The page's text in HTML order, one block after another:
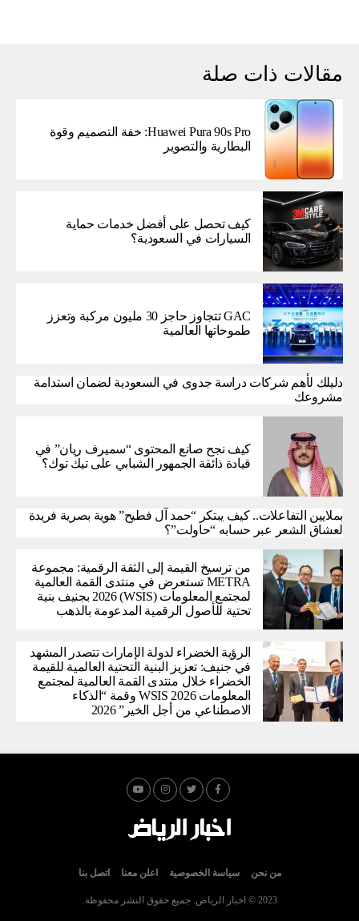
مقالات ذات صلة
Huawei Pura 90s Pro: خفة التصميم وقوة
البطارية والتصوير
كيف تحصل على أفضل خدمات حماية
السيارات في السعودية؟
GAC تتجاوز حاجز 30 مليون مركبة وتعزز
طموحاتها العالمية
دليلك لأهم شركات دراسة جدوى في السعودية لضمان استدامة
مشروعك
كيف نجح صانع المحتوى “سميرف ريان” في
قيادة ذائقة الجمهور الشبابي على تيك توك؟
بملايين التفاعلات.. كيف يبتكر “حمد آل فطيح” هوية بصرية فريدة
لعشاق الشعر عبر حسابه “حاولت”؟
من ترسيخ القيمة إلى الثقة الرقمية: مجموعة
METRA تستعرض في منتدى القمة العالمية
لمجتمع المعلومات (WSIS) 2026 بجنيف بنية
تحتية للأصول الرقمية المدعومة بالذهب
الرؤية الخضراء لدولة الإمارات تتصدر المشهد
في جنيف: تعزيز البنية التحتية العالمية للقيمة
الخضراء خلال منتدى القمة العالمية لمجتمع
المعلومات WSIS 2026 وقمة “الذكاء
الاصطناعي من أجل الخير” 2026
من نحن سياسة الخصوصية اعلن معنا اتصل بنا
2023 © اخبار الرياض. جميع حقوق النشر محفوظة.